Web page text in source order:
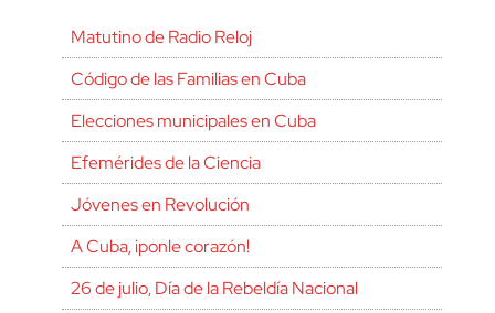
Matutino de Radio Reloj
Código de las Familias en Cuba
Elecciones municipales en Cuba
Efemérides de la Ciencia
Jóvenes en Revolución
A Cuba, ¡ponle corazón!
26 de julio, Día de la Rebeldía Nacional